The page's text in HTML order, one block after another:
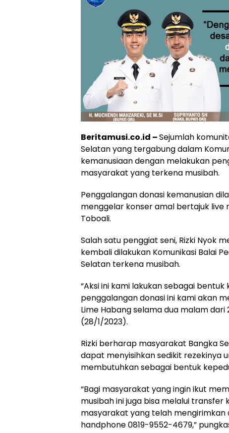
Beritamusi.co.id –Sejumlah
Selatan yang tergabung dalam
kemanusiaan dengan melakukan
masyarakat yang terkena musibah.
Penggalangan donasi kemanusian
menggelar konser amal bertajuk live
Toboali.
Salah satu penggiat seni, Rizki Nyok
kembali dilakukan Komunikasi Balai
Selatan terkena musibah.
“Aksi ini kami lakukan sebagai
penggalangan donasi ini kami akan
Lime Habang selama dua malam dari
(28/1/2023).
Rizki berharap masyarakat Bangka
dapat menyisihkan sedikit rezekinya
membutuhkan sebagai bentuk
“Bagi masyarakat yang ingin ikut
musibah ini juga bisa melalui transfer
masyarakat yang telah
handphone 0819-9552-4679,”